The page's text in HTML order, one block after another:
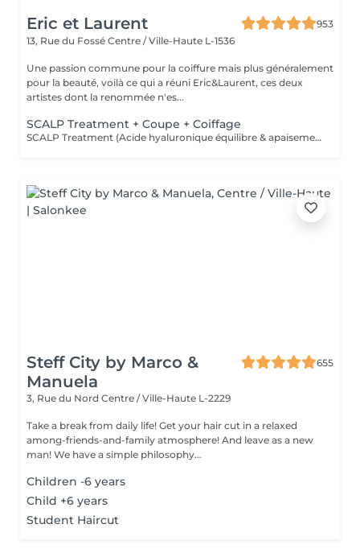
Eric et Laurent
953
13, Rue du Fossé Centre / Ville-Haute L-1536
Une passion commune pour la coiffure mais plus généralement
pour la beauté, voilà ce qui a réuni Eric&Laurent, ces deux
artistes dont la renommée n'es...
SCALP Treatment + Coupe + Coiffage
SCALP Treatment (Acide hyaluronique équilibre & apaisement) Pour rééquilibrer et purifier le cuir chevelu. Idéal en cas de démangeaisons, pellicules, sécheresse ou excès de sébum. -Apaise le cuir chevelu -Purifie en douceur -Rééquilibre la barrière protectrice naturelle -Favorise un environnement sain pour la pousse
Steff City by Marco &
Manuela
655
3, Rue du Nord Centre / Ville-Haute L-2229
Take a break from daily life! Get your hair cut in a relaxed
among-friends-and-family atmosphere! And leave as a new
man! We have a simple philosophy...
Children -6 years
Child +6 years
Student Haircut